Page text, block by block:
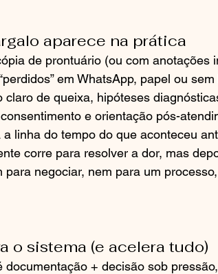
aparece na prática
de prontuário (ou com anotações
em WhatsApp, papel ou sem
claro de queixa, hipóteses
e orientação pós-
a linha do tempo do que aconteceu
corre para resolver a dor, mas
negociar, nem para um
o sistema (e acelera tudo)
documentação + decisão sob